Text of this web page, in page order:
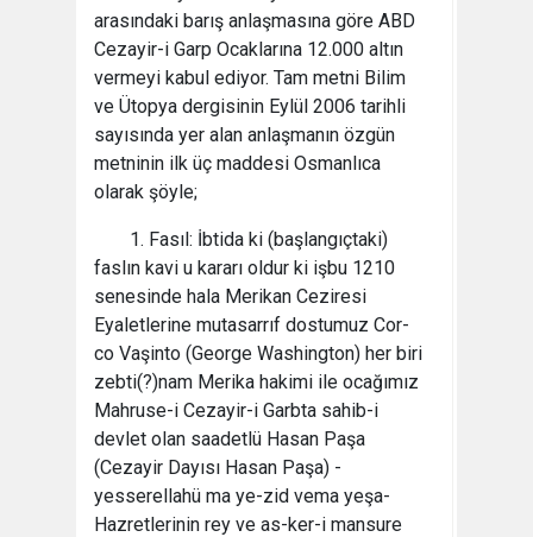
arasındaki barış anlaşmasına göre ABD
Cezayir-i Garp Ocaklarına 12.000 altın
vermeyi kabul ediyor. Tam metni Bilim
ve Ütopya dergisinin Eylül 2006 tarihli
sayısında yer alan anlaşmanın özgün
metninin ilk üç maddesi Osmanlıca
olarak şöyle;
1. Fasıl: İbtida ki (başlangıçtaki)
faslın kavi u kararı oldur ki işbu 1210
senesinde hala Merikan Ceziresi
Eyaletlerine mutasarrıf dostumuz Cor-
co Vaşinto (George Washington) her biri
zebti(?)nam Merika hakimi ile ocağımız
Mahruse-i Cezayir-i Garbta sahib-i
devlet olan saadetlü Hasan Paşa
(Cezayir Dayısı Hasan Paşa) -
yesserellahü ma ye-zid vema yeşa-
Hazretlerinin rey ve as-ker-i mansure